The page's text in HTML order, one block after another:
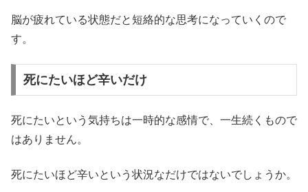
脳が疲れている状態だと短絡的な思考になっていくので
す。
死にたいほど辛いだけ
死にたいという気持ちは一時的な感情で、一生続くもので
はありません。
死にたいほど辛いという状況なだけではないでしょうか。